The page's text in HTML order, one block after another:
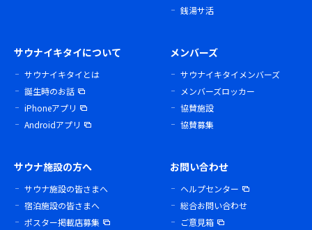
銭湯サ活
サウナイキタイについて
サウナイキタイとは
誕生時のお話
iPhoneアプリ
Androidアプリ
メンバーズ
サウナイキタイメンバーズ
メンバーズロッカー
協賛施設
協賛募集
サウナ施設の方へ
サウナ施設の皆さまへ
宿泊施設の皆さまへ
ポスター掲載店募集
お問い合わせ
ヘルプセンター
総合お問い合わせ
ご意見箱